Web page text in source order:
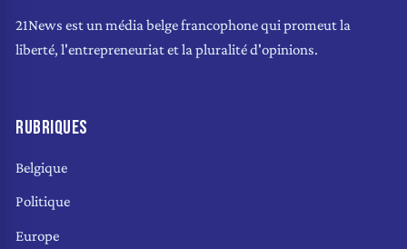
21News est un média belge francophone qui promeut la
liberté, l'entrepreneuriat et la pluralité d'opinions.
RUBRIQUES
Belgique
Politique
Europe